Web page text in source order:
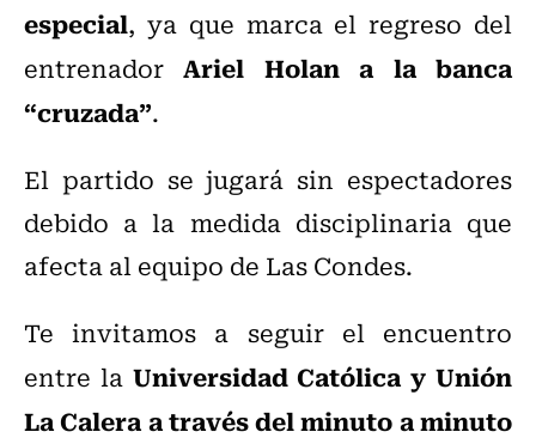
especial, ya que marca el regreso del
entrenadorAriel Holan a la banca
“cruzada”.
El partido se jugará sin espectadores
debido a la medida disciplinaria que
afecta al equipo de Las Condes.
Te invitamos a seguir el encuentro
entre la Universidad Católica y Unión
La Calera a través del minuto a minuto